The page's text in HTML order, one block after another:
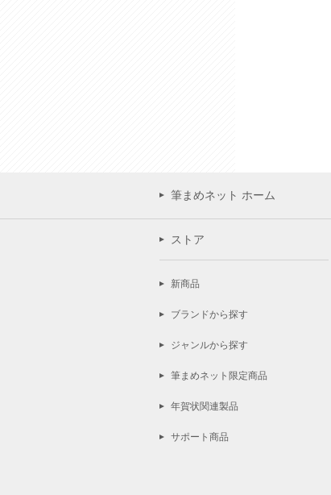
筆まめネット ホーム
ストア
新商品
ブランドから探す
ジャンルから探す
筆まめネット限定商品
年賀状関連製品
サポート商品